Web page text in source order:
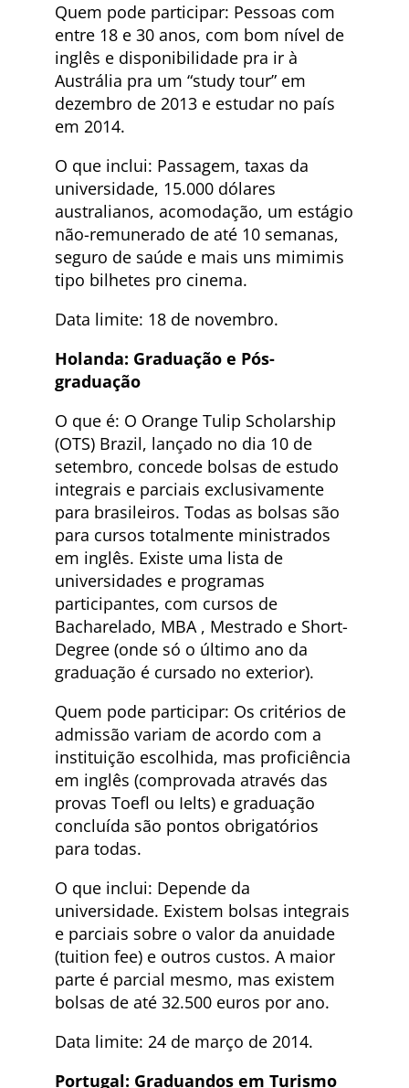
Quem pode participar: Pessoas com
entre 18 e 30 anos, com bom nível de
inglês e disponibilidade pra ir à
Austrália pra um “study tour” em
dezembro de 2013 e estudar no país
em 2014.
O que inclui: Passagem, taxas da
universidade, 15.000 dólares
australianos, acomodação, um estágio
não-remunerado de até 10 semanas,
seguro de saúde e mais uns mimimis
tipo bilhetes pro cinema.
Data limite: 18 de novembro.
Holanda: Graduação e Pós-
graduação
O que é: O Orange Tulip Scholarship
(OTS) Brazil, lançado no dia 10 de
setembro, concede bolsas de estudo
integrais e parciais exclusivamente
para brasileiros. Todas as bolsas são
para cursos totalmente ministrados
em inglês. Existe uma lista de
universidades e programas
participantes, com cursos de
Bacharelado, MBA , Mestrado e Short-
Degree (onde só o último ano da
graduação é cursado no exterior).
Quem pode participar: Os critérios de
admissão variam de acordo com a
instituição escolhida, mas proficiência
em inglês (comprovada através das
provas Toefl ou Ielts) e graduação
concluída são pontos obrigatórios
para todas.
O que inclui: Depende da
universidade. Existem bolsas integrais
e parciais sobre o valor da anuidade
(tuition fee) e outros custos. A maior
parte é parcial mesmo, mas existem
bolsas de até 32.500 euros por ano.
Data limite: 24 de março de 2014.
Portugal: Graduandos em Turismo